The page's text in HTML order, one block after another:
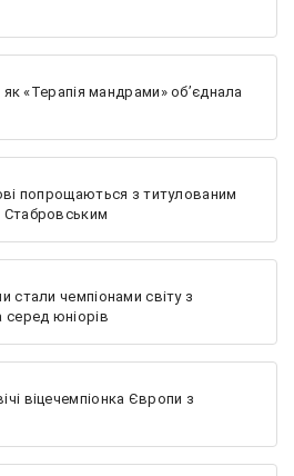
як «Терапія мандрами» об’єднала
попрощаються з титулованим
Стабровським
стали чемпіонами світу з
серед юніорів
віцечемпіонка Європи з